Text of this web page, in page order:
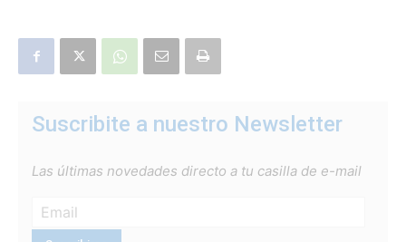
Suscribite a nuestro Newsletter
Las últimas novedades directo a tu casilla de e-mail